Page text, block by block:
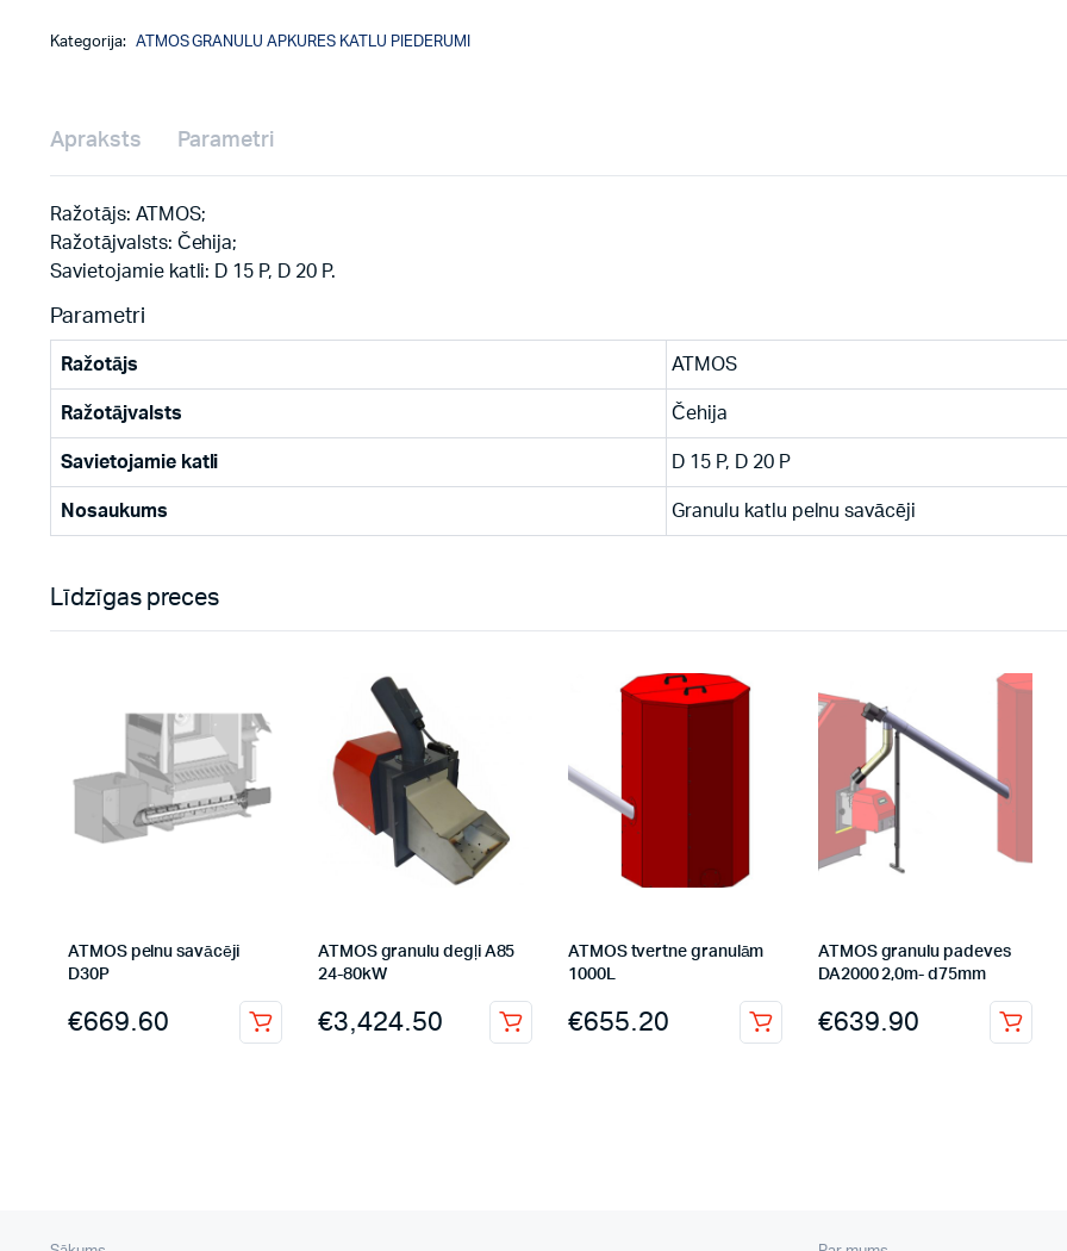
Kategorija: ATMOS GRANULU APKURES KATLU PIEDERUMI
Apraksts Parametri
Ražotājs: ATMOS;
Ražotājvalsts: Čehija;
Savietojamie katli: D 15 P, D 20 P.
Parametri
Ražotājs ATMOS
Ražotājvalsts Čehija
Savietojamie katli D 15 P, D 20 P
Nosaukums Granulu katlu pelnu savācēji
Līdzīgas preces
ATMOS pelnu savācēji
D30P
€669.60
ATMOS granulu degļi A85
24-80kW
€3,424.50
ATMOS tvertne granulām
1000L
€655.20
ATMOS granulu padeves
DA2000 2,0m- d75mm
€639.90